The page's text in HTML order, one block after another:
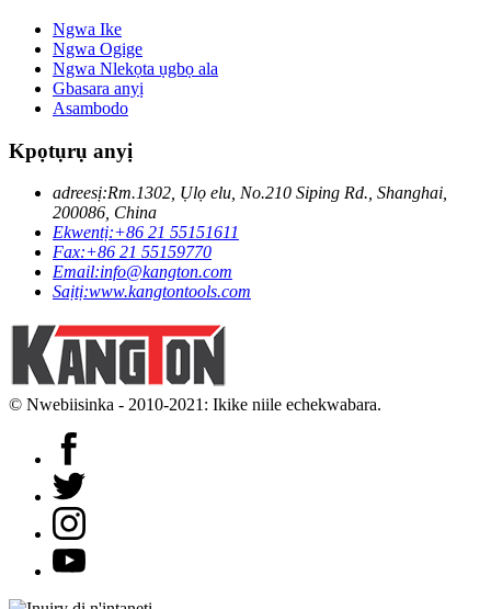
Ngwa Ike
Ngwa Ogige
Ngwa Nlekọta ụgbọ ala
Gbasara anyị
Asambodo
Kpọtụrụ anyị
adreesị:Rm.1302, Ụlọ elu, No.210 Siping Rd., Shanghai,
200086, China
Ekwentị:+86 21 55151611
Fax:+86 21 55159770
Email:info@kangton.com
Saịtị:www.kangtontools.com
© Nwebiisinka - 2010-2021: Ikike niile echekwabara.